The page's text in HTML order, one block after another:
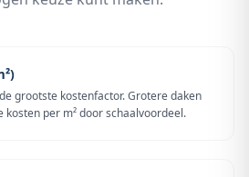
grootste kostenfactor. Grotere daken
per m² door schaalvoordeel.